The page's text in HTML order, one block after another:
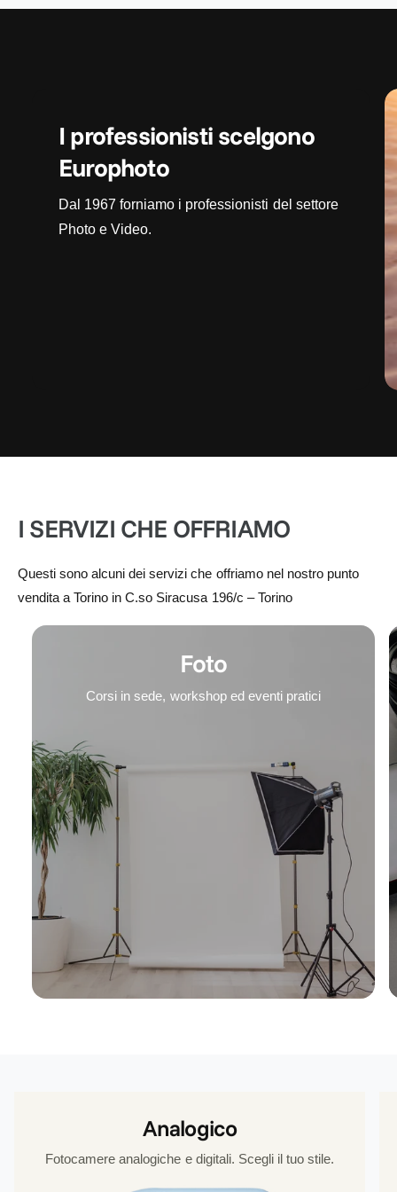
I professionisti scelgono
Europhoto
Dal 1967 forniamo i professionisti del settore
Photo e Video.
I SERVIZI CHE OFFRIAMO
Questi sono alcuni dei servizi che offriamo nel nostro punto
vendita a Torino in C.so Siracusa 196/c – Torino
Foto
Corsi in sede, workshop ed eventi pratici
Analogico
Fotocamere analogiche e digitali. Scegli il tuo stile.